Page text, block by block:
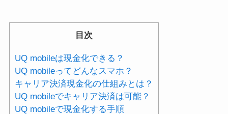
目次
UQ mobileは現金化できる？
UQ mobileってどんなスマホ？
キャリア決済現金化の仕組みとは？
UQ mobileでキャリア決済は可能？
UQ mobileで現金化する手順